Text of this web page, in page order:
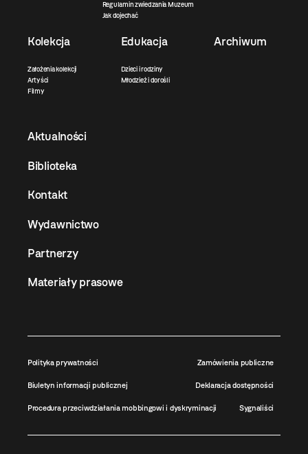
Regulamin zwiedzania Muzeum
Jak dojechać
Kolekcja
Założenia kolekcji
Artyści
Filmy
Edukacja
Dzieci i rodziny
Młodzież i dorośli
Archiwum
Aktualności
Biblioteka
Kontakt
Wydawnictwo
Partnerzy
Materiały prasowe
Polityka prywatności Zamówienia publiczne
Biuletyn informacji publicznej Deklaracja dostępności
Procedura przeciwdziałania mobbingowi i dyskryminacji Sygnaliści